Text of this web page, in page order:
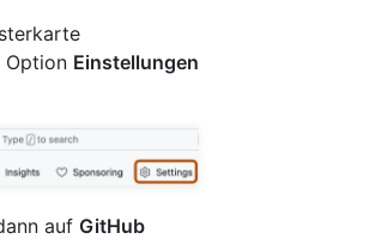
Option Einstellungen
auf GitHub